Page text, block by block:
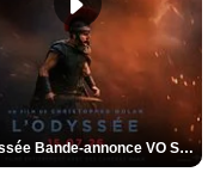
L'Odyssée Bande-annonce VO STFR